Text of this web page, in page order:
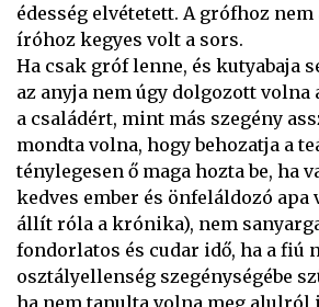
édesség elvétetett. A grófhoz
íróhoz kegyes volt a sors.
Ha csak gróf lenne, és kutyabaja
az anyja nem úgy dolgozott volna
a családért, mint más szegény
mondta volna, hogy behozatja a
ténylegesen ő maga hozta be, ha
kedves ember és önfeláldozó
állít róla a krónika), nem
fondorlatos és cudar idő, ha a fiú
osztályellenség szegénységébe